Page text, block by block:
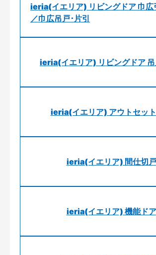
ieria(イエリア) リビングドア 巾広
／巾広吊戸･片引
ieria(イエリア) リビングドア
ieria(イエリア) アウトセッ
ieria(イエリア) 間仕切戸
ieria(イエリア) 機能ドア